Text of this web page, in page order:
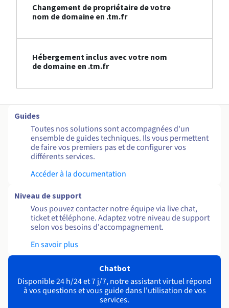
Changement de propriétaire de votre
nom de domaine en .tm.fr
Hébergement inclus avec votre nom
de domaine en .tm.fr
Guides
Toutes nos solutions sont accompagnées d'un
ensemble de guides techniques. Ils vous permettent
de faire vos premiers pas et de configurer vos
différents services.
Accéder à la documentation
Niveau de support
Vous pouvez contacter notre équipe via live chat,
ticket et téléphone. Adaptez votre niveau de support
selon vos besoins d'accompagnement.
En savoir plus
Chatbot
Disponible 24 h/24 et 7 j/7, notre assistant virtuel répond
à vos questions et vous guide dans l'utilisation de vos
services.